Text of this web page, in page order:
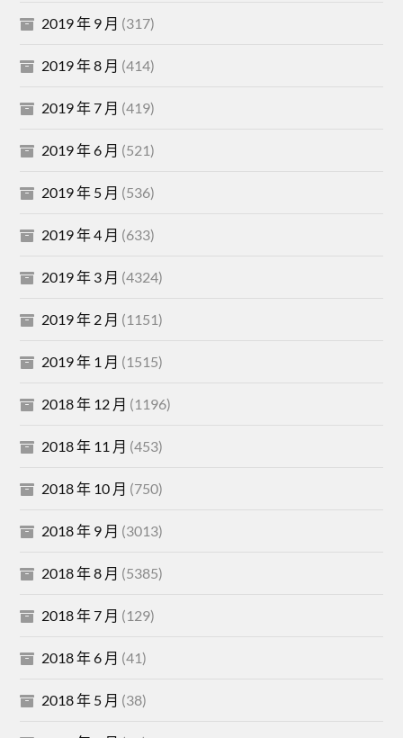
2019 年 9 月 (317)
2019 年 8 月 (414)
2019 年 7 月 (419)
2019 年 6 月 (521)
2019 年 5 月 (536)
2019 年 4 月 (633)
2019 年 3 月 (4324)
2019 年 2 月 (1151)
2019 年 1 月 (1515)
2018 年 12 月 (1196)
2018 年 11 月 (453)
2018 年 10 月 (750)
2018 年 9 月 (3013)
2018 年 8 月 (5385)
2018 年 7 月 (129)
2018 年 6 月 (41)
2018 年 5 月 (38)